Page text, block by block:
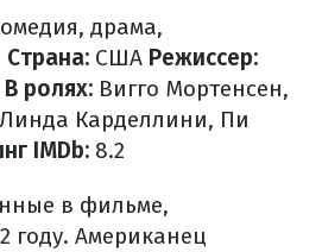
драма,
Страна: США Режиссер:
В ролях: Вигго Мортенсен,
Карделлини, Пи
IMDb: 8.2
в фильме,
году. Американец